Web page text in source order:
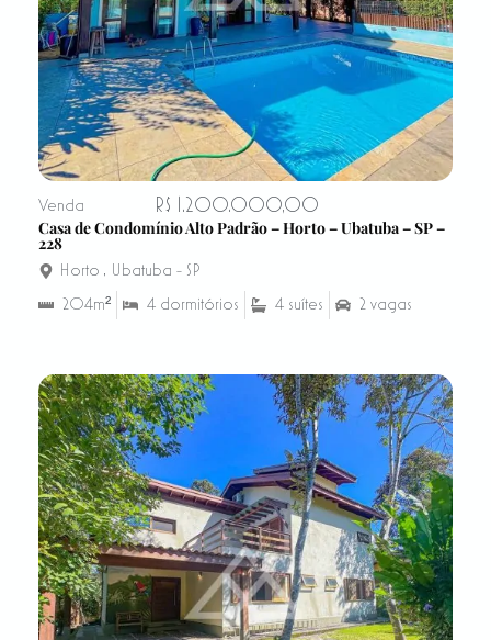
Venda
R$ 1.200.000,00
Casa de Condomínio Alto Padrão – Horto – Ubatuba – SP –
228
Horto , Ubatuba - SP
204m²
4 dormitórios 4 suítes 2 vagas